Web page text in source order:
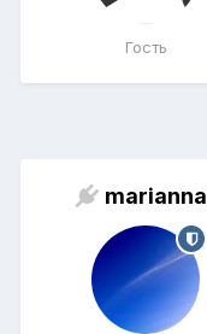
Гость
marianna